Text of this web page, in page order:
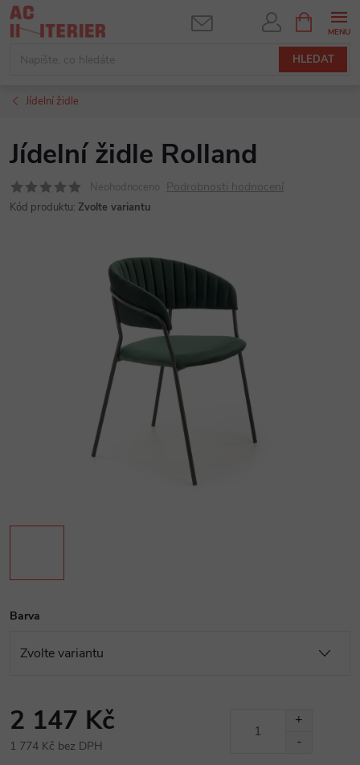
Přejít
na
HLEDAT
NÁKUPNÍ
KOŠÍK
Jídelní židle
Jídelní židle Rolland
Neohodnoceno Podrobnosti hodnocení
Kód produktu: Zvolte variantu
Barva
2 147 Kč
1 774 Kč bez DPH